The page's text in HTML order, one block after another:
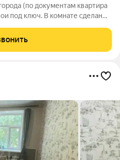
(по документам квартира
под ключ. В комнате сделан